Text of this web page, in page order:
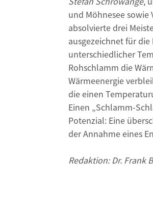
und Möhnesee
absolvierte drei
ausgezeichnet für
unterschiedlicher
Rohschlamm die
Wärmeenergie
die einen
Einen „Schlamm-
Potenzial: Eine
der Annahme eines
Redaktion: Dr. Frank